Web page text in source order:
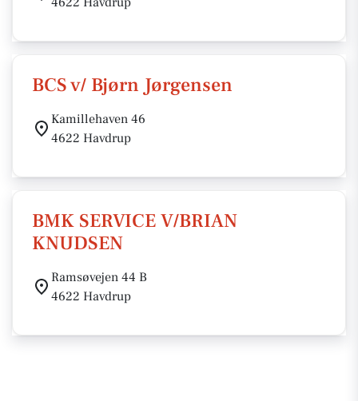
BCS v/ Bjørn Jørgensen
Kamillehaven 46
4622 Havdrup
BMK SERVICE V/BRIAN
KNUDSEN
Ramsøvejen 44 B
4622 Havdrup